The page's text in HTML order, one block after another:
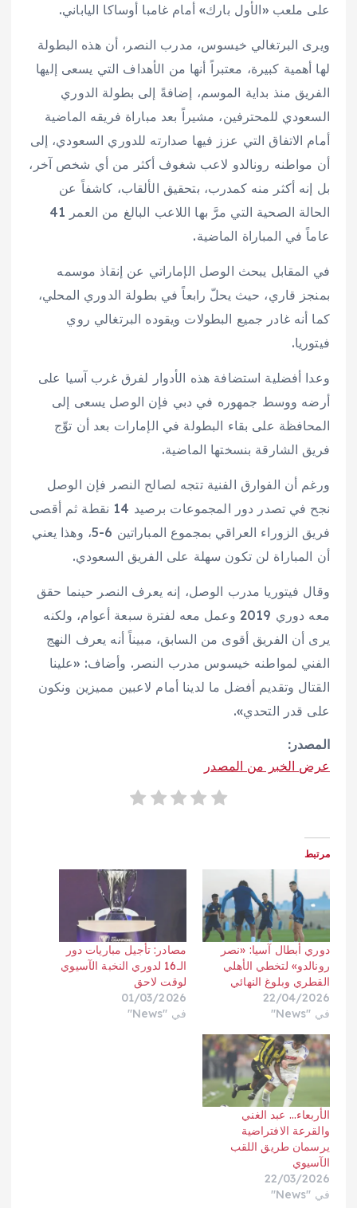
على ملعب «الأول بارك» أمام غامبا أوساكا الياباني.
ويرى البرتغالي خيسوس، مدرب النصر، أن هذه البطولة
لها أهمية كبيرة، معتبراً أنها من الأهداف التي يسعى إليها
الفريق منذ بداية الموسم، إضافةً إلى بطولة الدوري
السعودي للمحترفين، مشيراً بعد مباراة فريقه الماضية
أمام الاتفاق التي عزز فيها صدارته للدوري السعودي، إلى
أن مواطنه رونالدو لاعب شغوف أكثر من أي شخص آخر،
بل إنه أكثر منه كمدرب، بتحقيق الألقاب، كاشفاً عن
الحالة الصحية التي مرَّ بها اللاعب البالغ من العمر 41
عاماً في المباراة الماضية.
في المقابل يبحث الوصل الإماراتي عن إنقاذ موسمه
بمنجز قاري، حيث يحلّ رابعاً في بطولة الدوري المحلي،
كما أنه غادر جميع البطولات ويقوده البرتغالي روي
فيتوريا.
وعدا أفضلية استضافة هذه الأدوار لفرق غرب آسيا على
أرضه ووسط جمهوره في دبي فإن الوصل يسعى إلى
المحافظة على بقاء البطولة في الإمارات بعد أن توِّج
فريق الشارقة بنسختها الماضية.
ورغم أن الفوارق الفنية تتجه لصالح النصر فإن الوصل
نجح في تصدر دور المجموعات برصيد 14 نقطة ثم أقصى
فريق الزوراء العراقي بمجموع المباراتين 6-5، وهذا يعني
أن المباراة لن تكون سهلة على الفريق السعودي.
وقال فيتوريا مدرب الوصل، إنه يعرف النصر حينما حقق
معه دوري 2019 وعمل معه لفترة سبعة أعوام، ولكنه
يرى أن الفريق أقوى من السابق، مبيناً أنه يعرف النهج
الفني لمواطنه خيسوس مدرب النصر. وأضاف: «علينا
القتال وتقديم أفضل ما لدينا أمام لاعبين مميزين ونكون
على قدر التحدي».
المصدر:
عرض الخبر من المصدر
مرتبط
دوري أبطال آسيا: «نصر
رونالدو» لتخطي الأهلي
القطري وبلوغ النهائي
22/04/2026
في "News"
مصادر: تأجيل مباريات دور
الـ16 لدوري النخبة الآسيوي
لوقت لاحق
01/03/2026
في "News"
الأربعاء… عبد الغني
والقرعة الافتراضية
يرسمان طريق اللقب
الآسيوي
22/03/2026
في "News"